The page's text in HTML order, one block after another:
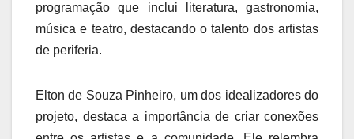
programação que inclui literatura, gastronomia,
música e teatro, destacando o talento dos artistas
de periferia.
Elton de Souza Pinheiro, um dos idealizadores do
projeto, destaca a importância de criar conexões